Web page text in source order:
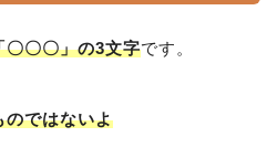
〇〇〇」の3文字です。
のではないよ